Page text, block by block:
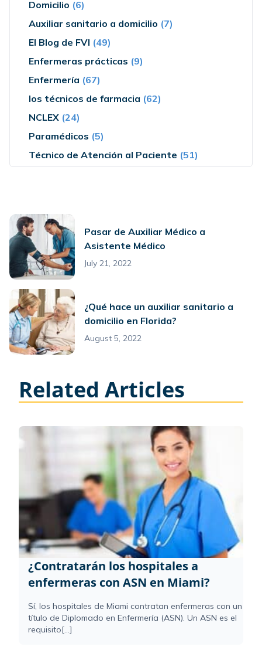
Domicilio (6)
Auxiliar sanitario a domicilio (7)
El Blog de FVI (49)
Enfermeras prácticas (9)
Enfermería (67)
los técnicos de farmacia (62)
NCLEX (24)
Paramédicos (5)
Técnico de Atención al Paciente (51)
Pasar de Auxiliar Médico a
Asistente Médico
July 21, 2022
¿Qué hace un auxiliar sanitario a
domicilio en Florida?
August 5, 2022
Related Articles
¿Contratarán los hospitales a
enfermeras con ASN en Miami?
Sí, los hospitales de Miami contratan enfermeras con un
título de Diplomado en Enfermería (ASN). Un ASN es el
requisito[...]